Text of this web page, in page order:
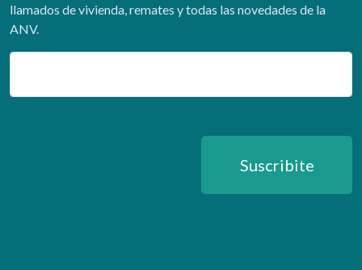
llamados de vivienda, remates y todas las novedades de la
ANV.
Email
Suscribite